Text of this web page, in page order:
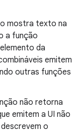
mostra texto na
a função
da
emitem
outras funções
não retorna
emitem a UI não
o